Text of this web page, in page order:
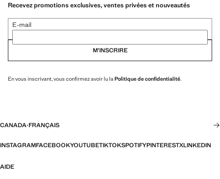
Recevez promotions exclusives, ventes privées et nouveautés
E-mail
M’INSCRIRE
En vous inscrivant, vous confirmez avoir lu la Politique de confidentialité.
CANADA·FRANÇAIS
INSTAGRAMFACEBOOKYOUTUBETIKTOKSPOTIFYPINTERESTXLINKEDIN
AIDE